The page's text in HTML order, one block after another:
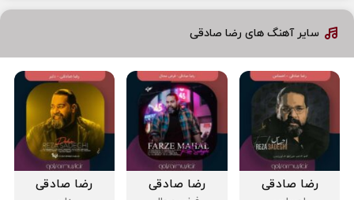
سایر آهنگ های رضا صادقی
رضا صادقی رضا صادقی رضا صادقی